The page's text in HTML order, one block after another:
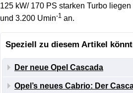
125 kW/ 170 PS starken Turbo
und 3.200 Umin-1 an.
Speziell zu diesem Artikel
Der neue Opel Cascada
Opel’s neues Cabrio: Der